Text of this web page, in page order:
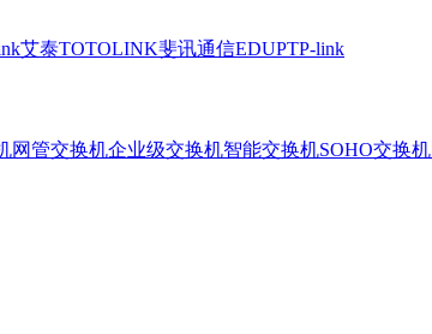
艾泰TOTOLINK斐讯通信EDUPTP-link
网管交换机企业级交换机智能交换机SOHO交换机